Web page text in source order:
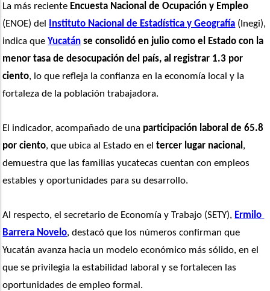
La más reciente Encuesta Nacional de Ocupación y Empleo
(ENOE) del
Instituto Nacional de Estadística y Geografía (Inegi),
indica que Yucatán se consolidó en julio como el Estado con la
menor tasa de desocupación del país, al registrar 1.3 por
ciento, lo que refleja la confianza en la economía local y la
fortaleza de la población trabajadora.
El indicador, acompañado de una participación laboral de 65.8
por ciento, que ubica al Estado en el tercer lugar nacional ,
demuestra que las familias yucatecas cuentan con empleos
estables y oportunidades para su desarrollo.
Al respecto, el secretario de Economía y Trabajo (SETY), Ermilo
Barrera Novelo, destacó que los números confirman que
Yucatán avanza hacia un modelo económico más sólido, en el
que se privilegia la estabilidad laboral y se fortalecen las
oportunidades de empleo formal.